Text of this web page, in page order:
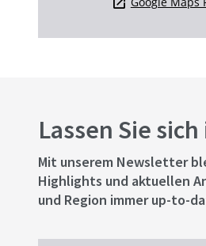
Lassen Sie
Mit unserem Newsletter
Highlights und aktuellen
und Region immer up-to-